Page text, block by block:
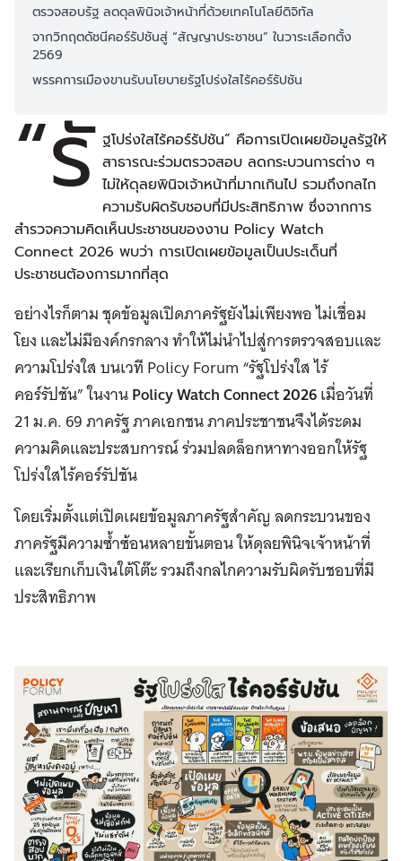
ตรวจสอบรัฐ ลดดุลพินิจเจ้าหน้าที่ด้วยเทคโนโลยีดิจิทัล
จากวิกฤตดัชนีคอร์รัปชันสู่ “สัญญาประชาชน” ในวาระเลือกตั้ง
2569
พรรคการเมืองขานรับนโยบายรัฐโปร่งใสไร้คอร์รัปชัน
“รั ฐโปร่งใสไร้คอร์รัปชัน” คือการเปิดเผยข้อมูลรัฐให้
สาธารณะร่วมตรวจสอบ ลดกระบวนการต่าง ๆ
ไม่ให้ดุลยพินิจเจ้าหน้าที่มากเกินไป รวมถึงกลไก
ความรับผิดรับชอบที่มีประสิทธิภาพ ซึ่งจากการ
สำรวจความคิดเห็นประชาชนของงาน Policy Watch
Connect 2026 พบว่า การเปิดเผยข้อมูลเป็นประเด็นที่
ประชาชนต้องการมากที่สุด
อย่างไรก็ตาม ชุดข้อมูลเปิดภาครัฐยังไม่เพียงพอ ไม่เชื่อม
โยง และไม่มีองค์กรกลาง ทำให้ไม่นำไปสู่การตรวจสอบและ
ความโปร่งใส บนเวที Policy Forum “รัฐโปร่งใส ไร้
คอร์รัปชัน” ในงานPolicy Watch Connect 2026เมื่อวันที่
21 ม.ค. 69 ภาครัฐ ภาคเอกชน ภาคประชาชนจึงได้ระดม
ความคิดและประสบการณ์ ร่วมปลดล็อกหาทางออกให้รัฐ
โปร่งใสไร้คอร์รัปชัน
โดยเริ่มตั้งแต่เปิดเผยข้อมูลภาครัฐสำคัญ ลดกระบวนของ
ภาครัฐมีความซ้ำซ้อนหลายขั้นตอน ให้ดุลยพินิจเจ้าหน้าที่
และเรียกเก็บเงินใต้โต๊ะ รวมถึงกลไกความรับผิดรับชอบที่มี
ประสิทธิภาพ